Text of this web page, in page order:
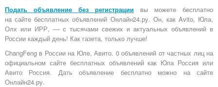
Подать объявление без регистрации вы можете бесплатно
насайте бесплатных объявлений Онлайн24.ру. Он, как Avito, Юла,
Олх или ИРР, — с тысячами свежих и актуальных объявлений в
России каждый день! Как газета, только лучше!
ChangFeng в России на Юле, Авито. 0 объявлений от частных лиц на
официальном сайте бесплатных объявлений как Юла Россия или
Авито Россия. Дать объявление бесплатно можно на сайте
Онлайн24.ру.